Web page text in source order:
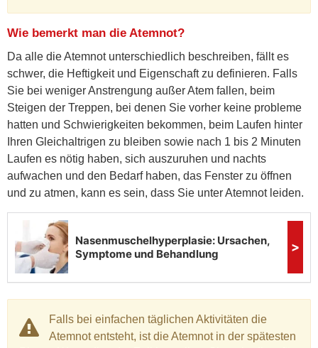
Wie bemerkt man die Atemnot?
Da alle die Atemnot unterschiedlich beschreiben, fällt es
schwer, die Heftigkeit und Eigenschaft zu definieren. Falls
Sie bei weniger Anstrengung außer Atem fallen, beim
Steigen der Treppen, bei denen Sie vorher keine probleme
hatten und Schwierigkeiten bekommen, beim Laufen hinter
Ihren Gleichaltrigen zu bleiben sowie nach 1 bis 2 Minuten
Laufen es nötig haben, sich auszuruhen und nachts
aufwachen und den Bedarf haben, das Fenster zu öffnen
und zu atmen, kann es sein, dass Sie unter Atemnot leiden.
Falls bei einfachen täglichen Aktivitäten die
Atemnot entsteht, ist die Atemnot in der spätesten